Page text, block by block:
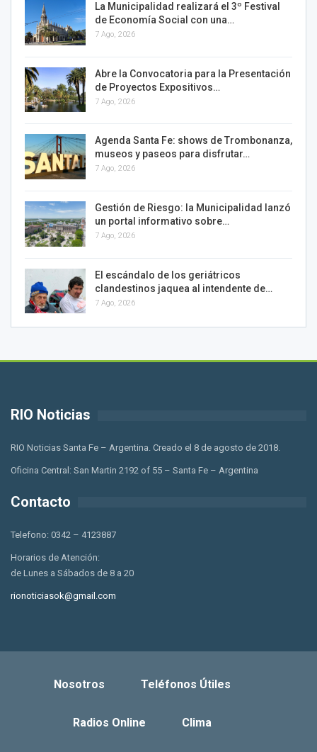
La Municipalidad realizará el 3º Festival
de Economía Social con una…
7 Ago, 2026
Abre la Convocatoria para la Presentación
de Proyectos Expositivos…
7 Ago, 2026
Agenda Santa Fe: shows de Trombonanza,
museos y paseos para disfrutar…
7 Ago, 2026
Gestión de Riesgo: la Municipalidad lanzó
un portal informativo sobre…
7 Ago, 2026
El escándalo de los geriátricos
clandestinos jaquea al intendente de…
7 Ago, 2026
RIO Noticias
RIO Noticias Santa Fe – Argentina. Creado el 8 de agosto de 2018.
Oficina Central: San Martin 2192 of 55 – Santa Fe – Argentina
Contacto
Telefono: 0342 – 4123887
Horarios de Atención:
de Lunes a Sábados de 8 a 20
rionoticiasok@gmail.com
Nosotros Teléfonos Útiles
Radios Online Clima